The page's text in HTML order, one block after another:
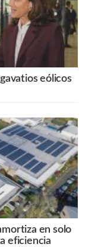
eólicos
en solo
eficiencia